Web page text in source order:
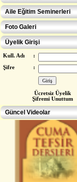
Aile Eğitim Seminerleri
Foto Galeri
Üyelik Girişi
Kull. Adı :
Şifre :
Ücretsiz Üyelik
Şifremi Unuttum
Güncel Videolar
Eğitimcilere ÖZEL